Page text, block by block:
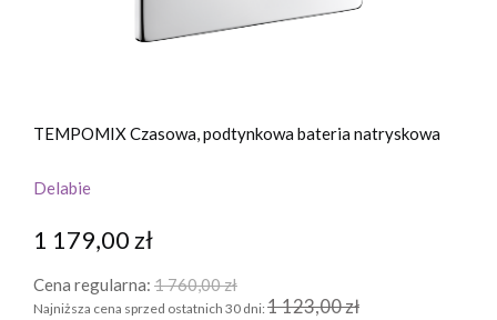
TEMPOMIX Czasowa, podtynkowa bateria natryskowa
Delabie
1 179,00 zł
Cena regularna: 1 760,00 zł
Najniższa cena sprzed ostatnich 30 dni: 1 123,00 zł